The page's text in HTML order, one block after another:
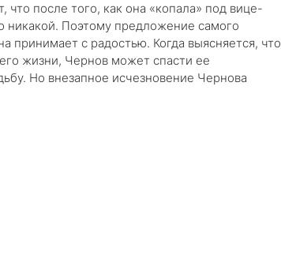
после того, как она «копала» под вице-
никакой. Поэтому предложение самого
принимает с радостью. Когда выясняется, что
жизни, Чернов может спасти ее
Но внезапное исчезновение Чернова